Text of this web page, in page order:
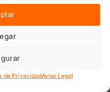
de PrivacidadAviso Legal